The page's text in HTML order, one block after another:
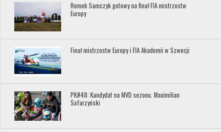
Remek Samczyk gotowy na finał FIA mistrzostw
Europy
Finał mistrzostw Europy i FIA Akademii w Szwecji
PK#48: Kandydat na MVD sezonu. Maximilian
Safarzyński